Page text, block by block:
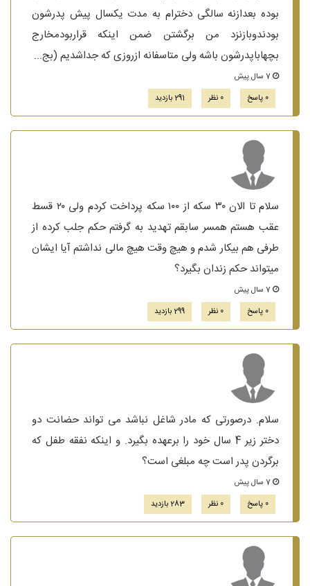
بوده بعدازنه سالگی دخترام به مدت یکسال پیش پدرشون
بودندوبازنزد من برگشتن ضمن اینکه قراربودمخارج
بچهاباپدرشون باشه ولی متاسفانه ازروزی که جداشدیم (بج...
0 پاسخ
0 نظر 291 بازدید
سلام تا الان ۳۰ سکه از ۱۰۰ سکه پرداخت کردم ولی ۲۰ قسط
عقب هستم همسر سابقم تهدید به گرفتم حکم جلب کرده از
طرفی هم بیکار شدم و هیچ وقت هیچ مالی نداشتم آیا ایشان
میتواند حکم زندان بگیرد؟
0 پاسخ
0 نظر 299 بازدید
سلام. درصورتی که مادر شاغل نباشد می تواند حضانت دو
دختر زیر 4 سال خود را برعهده بگیرد. و اینکه نفقه طفل که
برگردن پدر است چه مبلغی است؟
0 پاسخ
0 نظر 283 بازدید